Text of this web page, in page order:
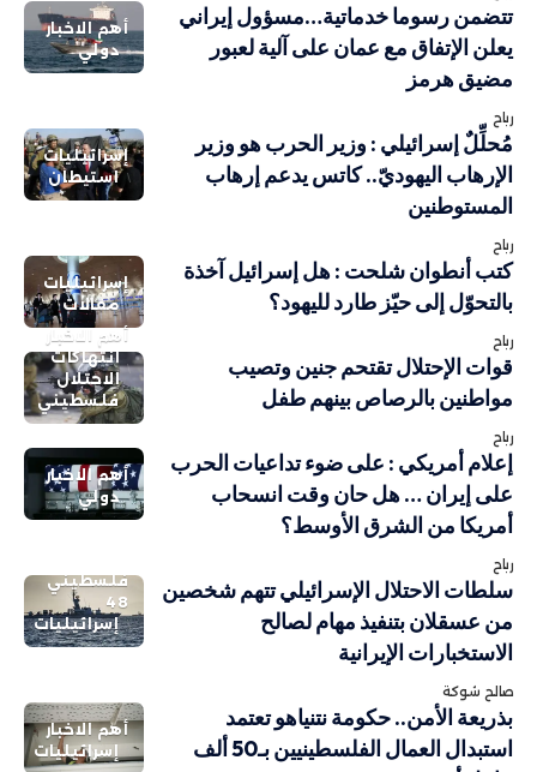
أهم الاخبار
دولي
تتضمن رسوما خدماتية…مسؤول إيراني
يعلن الإتفاق مع عمان على آلية لعبور
مضيق هرمز
رباح
إسرائيليات
استيطان
مُحلِّلٌ إسرائيلي : وزير الحرب هو وزير
الإرهاب اليهوديّ.. كاتس يدعم إرهاب
المستوطنين
رباح
إسرائيليات
مقالات
كتب أنطوان شلحت : هل إسرائيل آخذة
بالتحوّل إلى حيّز طارد لليهود؟
رباح
أهم الاخبار
انتهاكات
الاحتلال
فلسطيني
قوات الإحتلال تقتحم جنين وتصيب
مواطنين بالرصاص بينهم طفل
رباح
أهم الاخبار
دولي
إعلام أمريكي : على ضوء تداعيات الحرب
على إيران … هل حان وقت انسحاب
أمريكا من الشرق الأوسط؟
رباح
فلسطيني
48
إسرائيليات
سلطات الاحتلال الإسرائيلي تتهم شخصين
من عسقلان بتنفيذ مهام لصالح
الاستخبارات الإيرانية
صالح شوكة
أهم الاخبار
إسرائيليات
بذريعة الأمن.. حكومة نتنياهو تعتمد
استبدال العمال الفلسطينيين بـ50 ألف